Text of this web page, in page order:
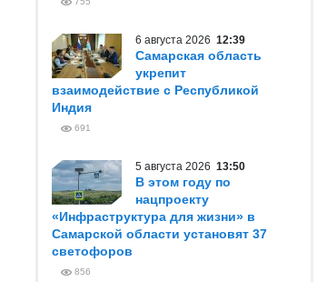
6 августа 2026 12:39
Самарская область
укрепит
взаимодействие с Республикой
Индия
691
5 августа 2026 13:50
В этом году по
нацпроекту
«Инфраструктура для жизни» в
Самарской области установят 37
светофоров
856